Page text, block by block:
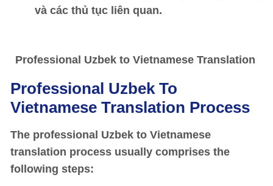
và các thủ tục liên quan.
Professional Uzbek to Vietnamese Translation
Professional Uzbek To
Vietnamese Translation Process
The professional Uzbek to Vietnamese
translation process usually comprises the
following steps: